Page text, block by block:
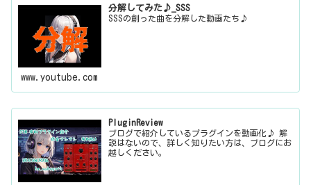
分解してみた♪_SSS
SSSの創った曲を分解した動画たち♪
www.youtube.com
PluginReview
ブログで紹介しているプラグインを動画化♪ 解
説はないので、詳しく知りたい方は、ブログにお
越しください。